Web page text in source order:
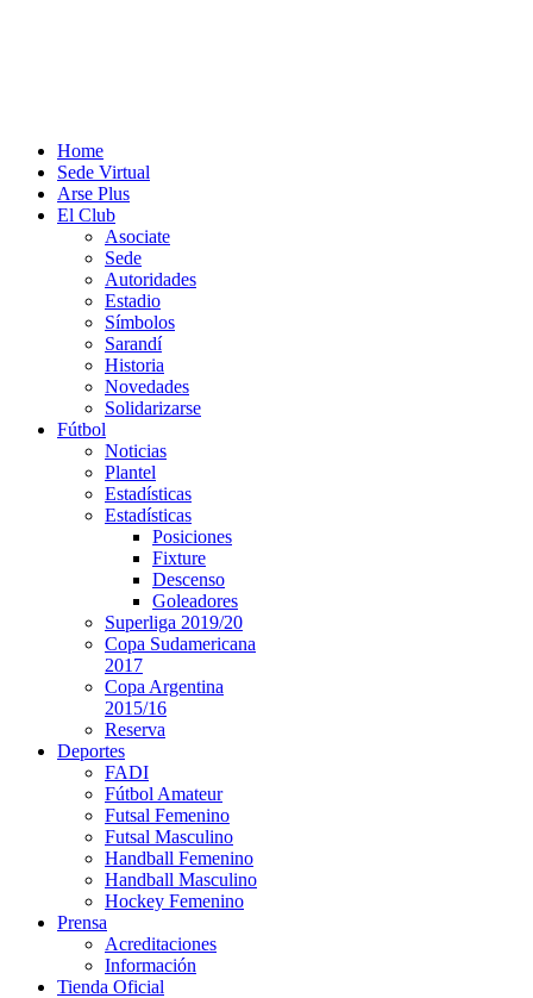
Home
Sede Virtual
Arse Plus
El Club
Asociate
Sede
Autoridades
Estadio
Símbolos
Sarandí
Historia
Novedades
Solidarizarse
Fútbol
Noticias
Plantel
Estadísticas
Estadísticas
Posiciones
Fixture
Descenso
Goleadores
Superliga 2019/20
Copa Sudamericana
2017
Copa Argentina
2015/16
Reserva
Deportes
FADI
Fútbol Amateur
Futsal Femenino
Futsal Masculino
Handball Femenino
Handball Masculino
Hockey Femenino
Prensa
Acreditaciones
Información
Tienda Oficial